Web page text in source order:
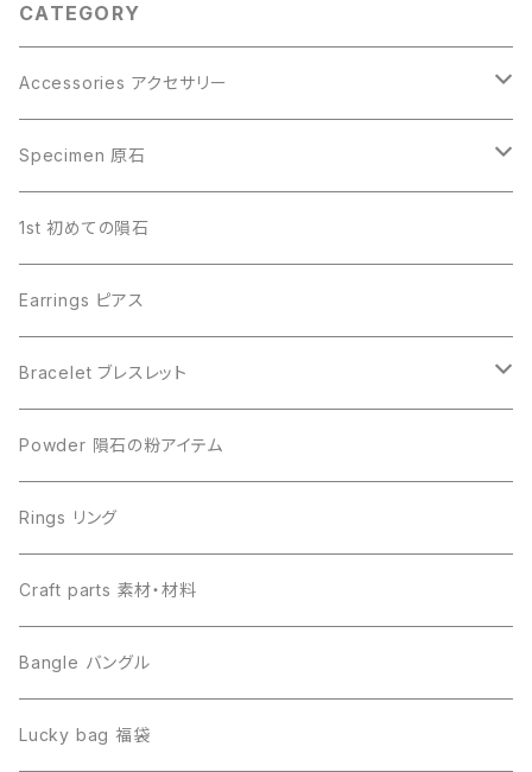
CATEGORY
Accessories アクセサリー
Gibeon ギベオン
Aletai アルタイ
Campo del Cielo カンポデルシエロ
Muonionalusta ムオニオナルスタ
Sericho セリコ
Libyan desert glass リビアングラス
Canyon Diablo キャニオンディアブロ
Imilac イミラック
Henbury ヘンブリー
Specimen 原石
Gibeon ギベオン
Campo del Cielo カンポデルシエロ
Aletai アルタイ
Muonionalusta ムオニオナルスタ
Henbury ヘンブリー
Sericho セリコ
Libyan desert glass リビアングラス
Seymchan セイムチャン
1st 初めての隕石
Earrings ピアス
Bracelet ブレスレット
ビーズ単品
Powder 隕石の粉アイテム
Rings リング
Craft parts 素材・材料
Bangle バングル
Lucky bag 福袋